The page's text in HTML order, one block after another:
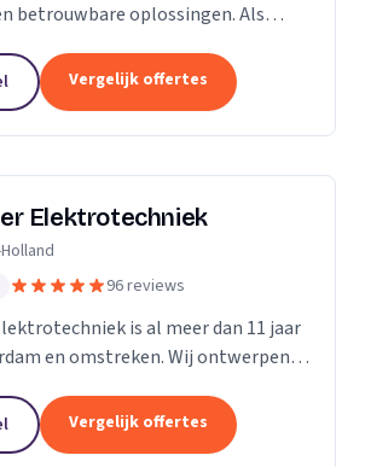
betrouwbare oplossingen. Als
jaar hoogwaardige diensten aan
Vergelijk offertes
Elektrotechniek
96 reviews
is al meer dan 11 jaar
en omstreken. Wij ontwerpen
zaken, winkelcentra, en nog
Vergelijk offertes